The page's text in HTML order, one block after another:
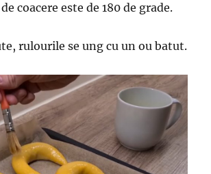
coacere este de 180 de grade.
rulourile se ung cu un ou batut.